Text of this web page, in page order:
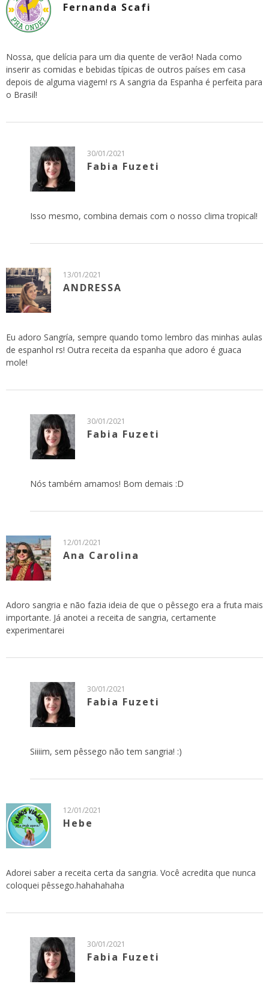
Fernanda Scafi
Nossa, que delícia para um dia quente de verão! Nada como
inserir as comidas e bebidas típicas de outros países em casa
depois de alguma viagem! rs A sangria da Espanha é perfeita para
o Brasil!
30/01/2021
Fabia Fuzeti
Isso mesmo, combina demais com o nosso clima tropical!
13/01/2021
ANDRESSA
Eu adoro Sangría, sempre quando tomo lembro das minhas aulas
de espanhol rs! Outra receita da espanha que adoro é guaca
mole!
30/01/2021
Fabia Fuzeti
Nós também amamos! Bom demais :D
12/01/2021
Ana Carolina
Adoro sangria e não fazia ideia de que o pêssego era a fruta mais
importante. Já anotei a receita de sangria, certamente
experimentarei
30/01/2021
Fabia Fuzeti
Siiiim, sem pêssego não tem sangria! :)
12/01/2021
Hebe
Adorei saber a receita certa da sangria. Você acredita que nunca
coloquei pêssego.hahahahaha
30/01/2021
Fabia Fuzeti